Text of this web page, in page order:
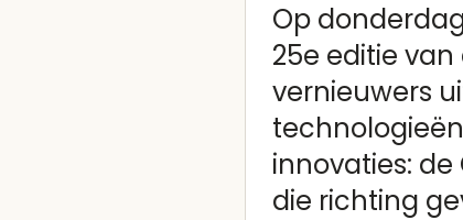
Op
25e editie
vernieuwers
innovaties:
die richting